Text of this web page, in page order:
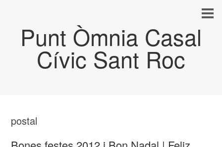
Punt Òmnia Casal
Cívic Sant Roc
postal